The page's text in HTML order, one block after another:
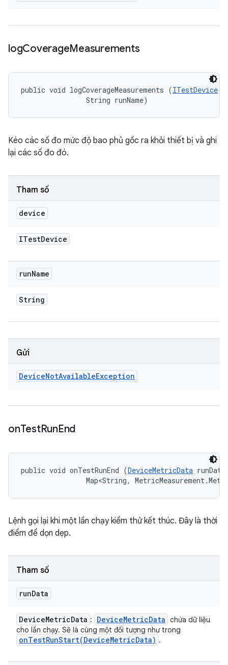
logCoverageMeasurements
public void logCoverageMeasurements (ITestDevice
                String runName)
Kéo các số đo mức độ bao phủ gốc ra khỏi thiết bị và ghi
lại các số đo đó.
Tham số
device
ITestDevice
runName
String
Gửi
DeviceNotAvailableException
onTestRunEnd
public void onTestRunEnd (DeviceMetricData
Map<String,
Lệnh gọi lại khi một lần chạy kiểm thử kết thúc. Đây là thời
điểm để dọn dẹp.
Tham số
runData
DeviceMetricData : DeviceMetricData chứa dữ liệu
cho lần chạy. Sẽ là cùng một đối tượng như trong
onTestRunStart(DeviceMetricData) .